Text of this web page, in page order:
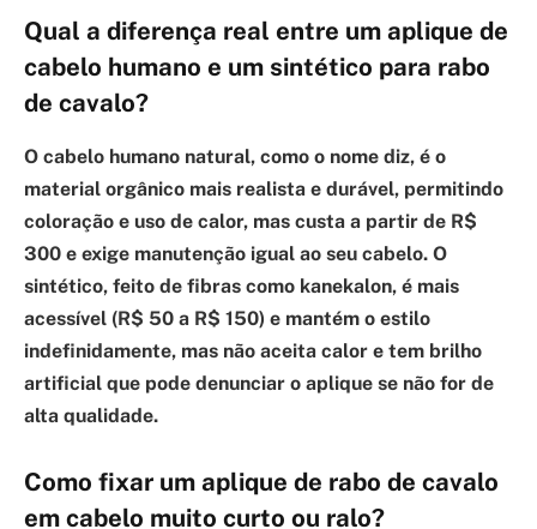
Qual a diferença real entre um aplique de
cabelo humano e um sintético para rabo
de cavalo?
O cabelo humano natural, como o nome diz, é o
material orgânico mais realista e durável, permitindo
coloração e uso de calor, mas custa a partir de R$
300 e exige manutenção igual ao seu cabelo. O
sintético, feito de fibras como kanekalon, é mais
acessível (R$ 50 a R$ 150) e mantém o estilo
indefinidamente, mas não aceita calor e tem brilho
artificial que pode denunciar o aplique se não for de
alta qualidade.
Como fixar um aplique de rabo de cavalo
em cabelo muito curto ou ralo?